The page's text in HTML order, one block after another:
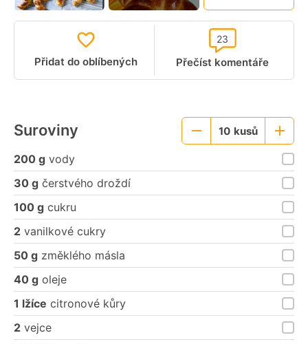
Přidat do oblíbených Přečíst komentáře
23
Suroviny
Menší10 kusů
Větší
porce
200 g vody
30 g čerstvého droždí
100 g cukru
2 vanilkové cukry
50 g změklého másla
40 g oleje
1 lžíce citronové kůry
2 vejce